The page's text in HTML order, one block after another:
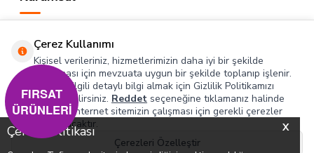
X
Çerez Politikası
Hızlı Erişim
Sosyal
Adres & İletişim
Çerez Kullanımı
Kişisel verileriniz, hizmetlerimizin daha iyi bir şekilde
sunulması için mevzuata uygun bir şekilde toplanıp işlenir.
Konuyla ilgili detaylı bilgi almak için Gizlilik Politikamızı
inceleyebilirsiniz. Reddet seçeneğine tıklamanız halinde
yalnızca internet sitemizin çalışması için gerekli çerezler
kullanılacaktır.
Çerezleri Özelleştir
FIRSAT
ÜRÜNLERİ